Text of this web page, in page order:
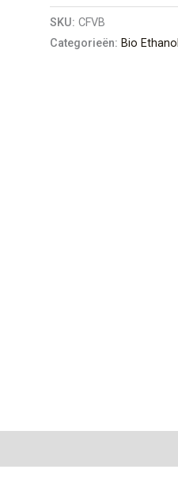
SKU:CFVB
Categorieën: Bio